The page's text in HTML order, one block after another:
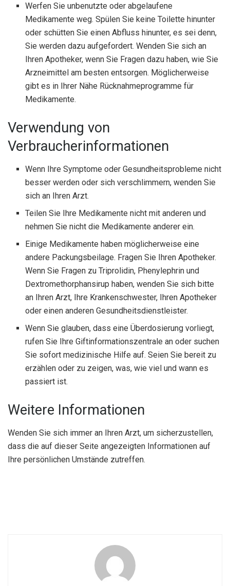
Werfen Sie unbenutzte oder abgelaufene
Medikamente weg. Spülen Sie keine Toilette hinunter
oder schütten Sie einen Abfluss hinunter, es sei denn,
Sie werden dazu aufgefordert. Wenden Sie sich an
Ihren Apotheker, wenn Sie Fragen dazu haben, wie Sie
Arzneimittel am besten entsorgen. Möglicherweise
gibt es in Ihrer Nähe Rücknahmeprogramme für
Medikamente.
Verwendung von
Verbraucherinformationen
Wenn Ihre Symptome oder Gesundheitsprobleme nicht
besser werden oder sich verschlimmern, wenden Sie
sich an Ihren Arzt.
Teilen Sie Ihre Medikamente nicht mit anderen und
nehmen Sie nicht die Medikamente anderer ein.
Einige Medikamente haben möglicherweise eine
andere Packungsbeilage. Fragen Sie Ihren Apotheker.
Wenn Sie Fragen zu Triprolidin, Phenylephrin und
Dextromethorphansirup haben, wenden Sie sich bitte
an Ihren Arzt, Ihre Krankenschwester, Ihren Apotheker
oder einen anderen Gesundheitsdienstleister.
Wenn Sie glauben, dass eine Überdosierung vorliegt,
rufen Sie Ihre Giftinformationszentrale an oder suchen
Sie sofort medizinische Hilfe auf. Seien Sie bereit zu
erzählen oder zu zeigen, was, wie viel und wann es
passiert ist.
Weitere Informationen
Wenden Sie sich immer an Ihren Arzt, um sicherzustellen,
dass die auf dieser Seite angezeigten Informationen auf
Ihre persönlichen Umstände zutreffen.